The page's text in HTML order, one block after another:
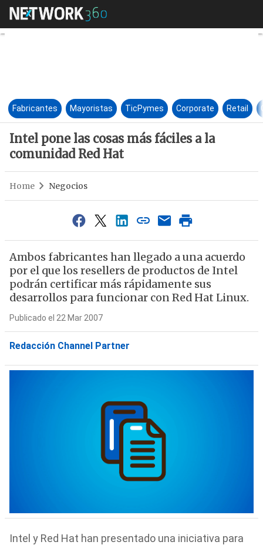
Intel pone las cosas más
Fabricantes Mayoristas TicPymes Corporate Retail
Intel pone las cosas más fáciles a la
comunidad Red Hat
Home Negocios
Ambos fabricantes han llegado a una acuerdo
por el que los resellers de productos de Intel
podrán certificar más rápidamente sus
desarrollos para funcionar con Red Hat Linux.
Publicado el 22 Mar 2007
Redacción Channel Partner
Intel y Red Hat han presentado una iniciativa para